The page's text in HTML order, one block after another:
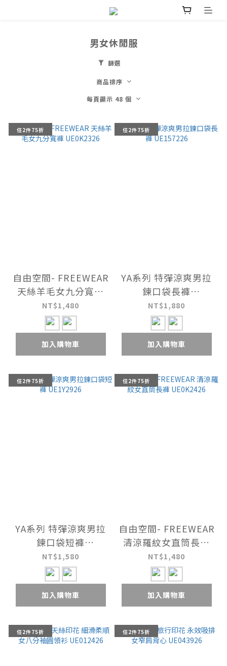
男女休閒服
篩選
商品排序
每頁顯示 48 個
任2件75折
自由空間- FREEWEAR
天絲羊毛女九分寬褲
UE0K2326
NT$1,480
加入購物車
任2件75折
YA系列 特彈涼爽男拉
鍊口袋長褲
UE157226
NT$1,880
加入購物車
任2件75折
YA系列 特彈涼爽男拉
鍊口袋短褲
UE1Y2926
NT$1,580
加入購物車
任2件75折
自由空間- FREEWEAR
清涼羅紋女直筒長褲
UE0K2426
NT$1,480
加入購物車
任2件75折 任2件75折